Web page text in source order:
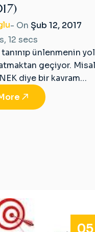
- On Şub 12, 2017
12 secs
tanınıp ünlenmenin
geçiyor.
diye bir kavram…